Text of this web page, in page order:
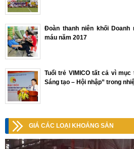
Đoàn thanh niên khối
máu năm 2017
Tuổi trẻ VIMICO tất cả vì
Sáng tạo – Hội nhập” trong
GIÁ CÁC LOẠI KHOÁNG SẢN